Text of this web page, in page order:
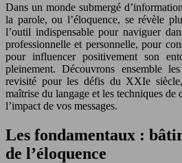
Dans un monde submergé
la parole, ou l’éloquence, se révèle
l’outil indispensable pour naviguer
professionnelle et personnelle, pour
pour influencer positivement son
pleinement. Découvrons ensemble
revisité pour les défis du XXIe
maîtrise du langage et les techniques
l’impact de vos messages.
Les fondamentaux :
de l’éloquence